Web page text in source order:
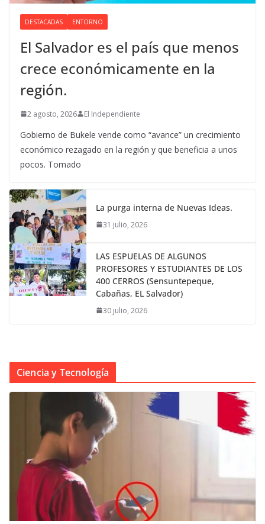
DESTACADAS ENTORNO
El Salvador es el país que menos
crece económicamente en la
región.
2 agosto, 2026 El Independiente
Gobierno de Bukele vende como “avance” un crecimiento
económico rezagado en la región y que beneficia a unos
pocos. Tomado
La purga interna de Nuevas Ideas.
31 julio, 2026
LAS ESPUELAS DE ALGUNOS
PROFESORES Y ESTUDIANTES DE LOS
400 CERROS (Sensuntepeque,
Cabañas, EL Salvador)
30 julio, 2026
Ciencia y Tecnología